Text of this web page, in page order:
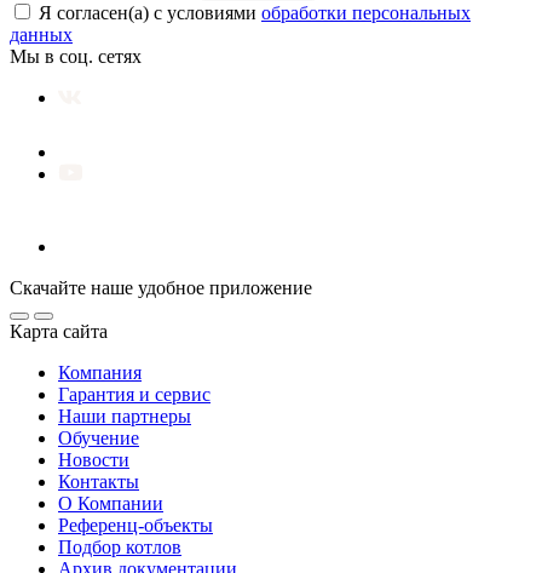
Я согласен(а) с условиями обработки персональных
данных
Мы в соц. сетях
Скачайте наше удобное приложение
Карта сайта
Компания
Гарантия и сервис
Наши партнеры
Обучение
Новости
Контакты
О Компании
Референц-объекты
Подбор котлов
Архив документации